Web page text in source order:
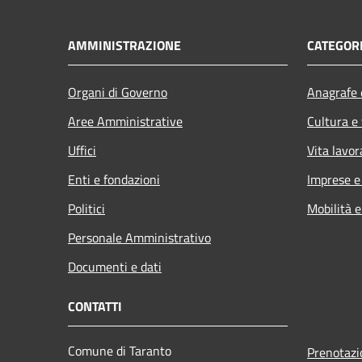
AMMINISTRAZIONE
Organi di Governo
Aree Amministrative
Uffici
Enti e fondazioni
Politici
Personale Amministrativo
Documenti e dati
Cultura
Vita
Imprese
Mobilità
CONTATTI
Comune di Taranto